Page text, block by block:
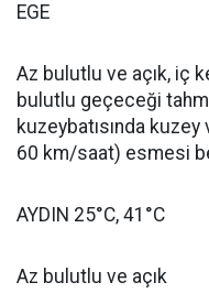
EGE
Az bulutlu ve açık, iç
bulutlu geçeceği
kuzeybatısında
60 km/saat) esmesi
AYDIN 25°C, 41°C
Az bulutlu ve açık